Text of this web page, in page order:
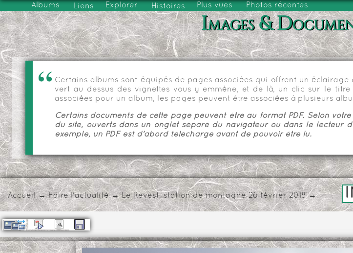
Albums Liens Explorer Histoires Plus vues Photos récentes
Images &
Certains albums sont équipés de pages associées qui offrent un
vert au dessus des vignettes vous y emmène, et de là, un clic sur le
associées pour un album, les pages peuvent être associées à plusieurs
Certains documents de cette page peuvent être au format PDF. Selon
du site, ouverts dans un onglet séparé du navigateur ou dans le lecteur
exemple, un PDF est d'abord téléchargé avant de pouvoir être lu.
Accueil→Faire l'actualité→Le Revest, station de montagne 26 février 2018→